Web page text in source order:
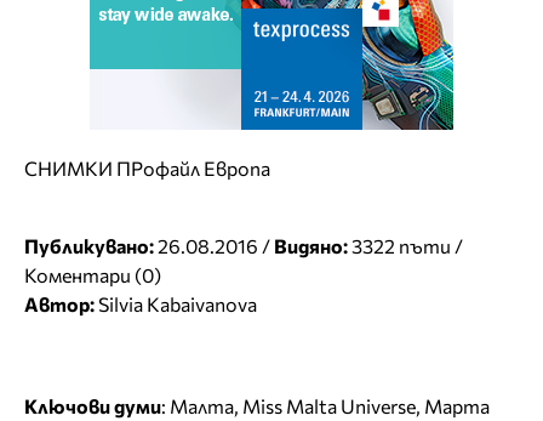
СНИМКИ ПРофайл Европа
Публикувано:26.08.2016 / Видяно:3322 пъти /
Коментари (0)
Автор:Silvia Kabaivanova
Ключови думи: Малта, Miss Malta Universe, Марта